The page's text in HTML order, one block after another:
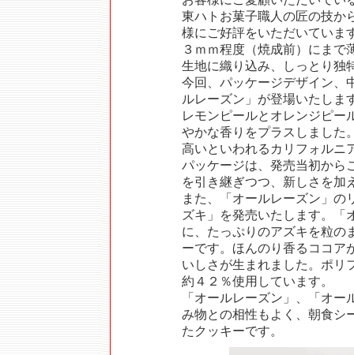
東ハトお菓子職人の匠の技か
様にご好評をいただいていま
３ｍｍ程度（焼成前）にまで
生地に織り込み、しっとり独
今回、パッケージデザイン、
ルレーズン」が登場いたしま
レモンピールとオレンジピー
やかな香りをプラスしました
高いといわれるカリフォルニ
パッケージは、発売当初から
を引き継ぎつつ、新しさを加
また、「オールレーズン」の
ズキ」を発売いたします。「
に、たっぷりのアズキを粒の
ーです。ほんのり香るココア
いしさが生まれました。ポリ
約４２％使用しています。
「オールレーズン」、「オ
み物との相性もよく、朝食シ
たクッキーです。